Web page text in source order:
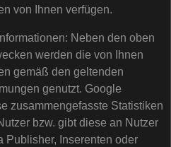
von Ihnen verfügen.
Neben den oben
werden die von Ihnen
gemäß den geltenden
genutzt. Google
zusammengefasste Statistiken
bzw. gibt diese an Nutzer
Publisher, Inserenten oder